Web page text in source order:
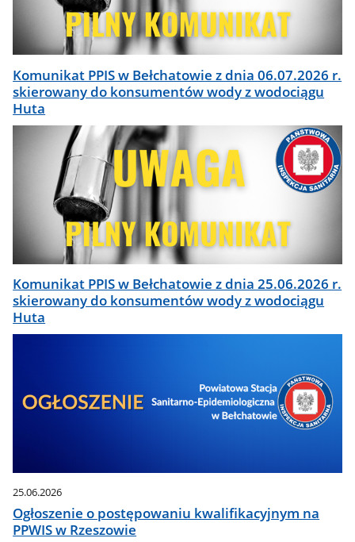
Komunikat PPIS w Bełchatowie z dnia 06.07.2026 r.
skierowany do konsumentów wody z wodociągu
Huta
Komunikat PPIS w Bełchatowie z dnia 25.06.2026 r.
skierowany do konsumentów wody z wodociągu
Huta
25.06.2026
Ogłoszenie o postępowaniu kwalifikacyjnym na
PPWIS w Rzeszowie